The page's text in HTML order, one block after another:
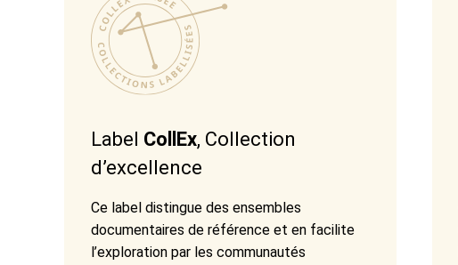
Label CollEx, Collection
d’excellence
Ce label distingue des ensembles
documentaires de référence et en facilite
l’exploration par les communautés